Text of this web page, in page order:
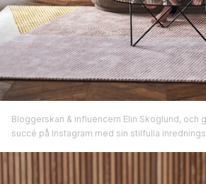
Bloggerskan & influencern Elin Skoglund, och
succé på Instagram med sin stilfulla